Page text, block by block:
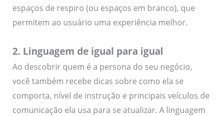
espaços de respiro (ou espaços em branco), que
permitem ao usuário uma experiência melhor.
2. Linguagem de igual para igual
Ao descobrir quem é a persona do seu negócio,
você também recebe dicas sobre como ela se
comporta, nível de instrução e principais veículos de
comunicação ela usa para se atualizar. A linguagem